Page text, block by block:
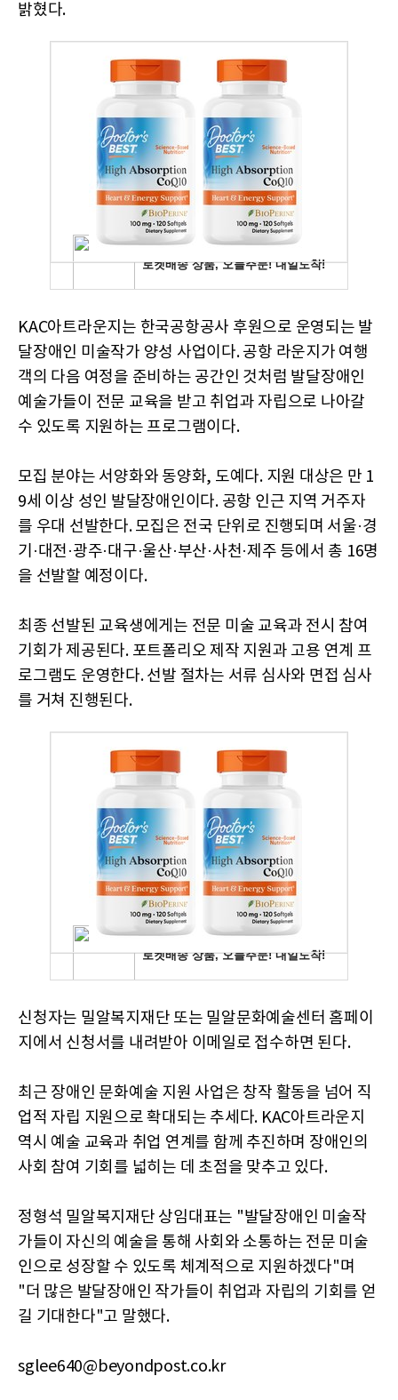
밝혔다.
KAC아트라운지는 한국공항공사 후원으로 운영되는 발
달장애인 미술작가 양성 사업이다. 공항 라운지가 여행
객의 다음 여정을 준비하는 공간인 것처럼 발달장애인
예술가들이 전문 교육을 받고 취업과 자립으로 나아갈
수 있도록 지원하는 프로그램이다.
모집 분야는 서양화와 동양화, 도예다. 지원 대상은 만 1
9세 이상 성인 발달장애인이다. 공항 인근 지역 거주자
를 우대 선발한다. 모집은 전국 단위로 진행되며 서울·경
기·대전·광주·대구·울산·부산·사천·제주 등에서 총 16명
을 선발할 예정이다.
최종 선발된 교육생에게는 전문 미술 교육과 전시 참여
기회가 제공된다. 포트폴리오 제작 지원과 고용 연계 프
로그램도 운영한다. 선발 절차는 서류 심사와 면접 심사
를 거쳐 진행된다.
신청자는 밀알복지재단 또는 밀알문화예술센터 홈페이
지에서 신청서를 내려받아 이메일로 접수하면 된다.
최근 장애인 문화예술 지원 사업은 창작 활동을 넘어 직
업적 자립 지원으로 확대되는 추세다. KAC아트라운지
역시 예술 교육과 취업 연계를 함께 추진하며 장애인의
사회 참여 기회를 넓히는 데 초점을 맞추고 있다.
정형석 밀알복지재단 상임대표는 "발달장애인 미술작
가들이 자신의 예술을 통해 사회와 소통하는 전문 미술
인으로 성장할 수 있도록 체계적으로 지원하겠다"며
"더 많은 발달장애인 작가들이 취업과 자립의 기회를 얻
길 기대한다"고 말했다.
sglee640@beyondpost.co.kr